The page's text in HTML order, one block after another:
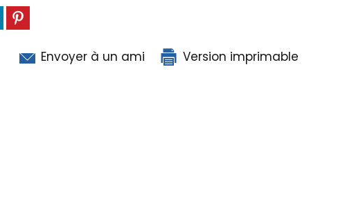
Envoyer à un ami Version imprimable